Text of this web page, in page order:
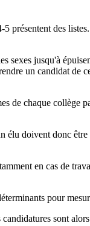
présentent des
sexes jusqu'à
un candidat de
de chaque collège
élu doivent donc être
en cas de
pour
sont